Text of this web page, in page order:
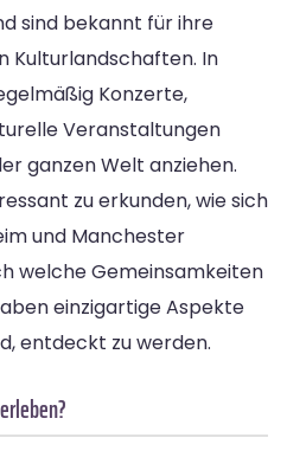
sind bekannt für ihre
Kulturlandschaften. In
Konzerte,
Veranstaltungen
ganzen Welt anziehen.
zu erkunden, wie sich
und Manchester
welche Gemeinsamkeiten
einzigartige Aspekte
entdeckt zu werden.